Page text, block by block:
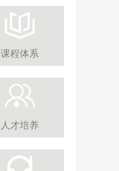
课程体系
人才培养